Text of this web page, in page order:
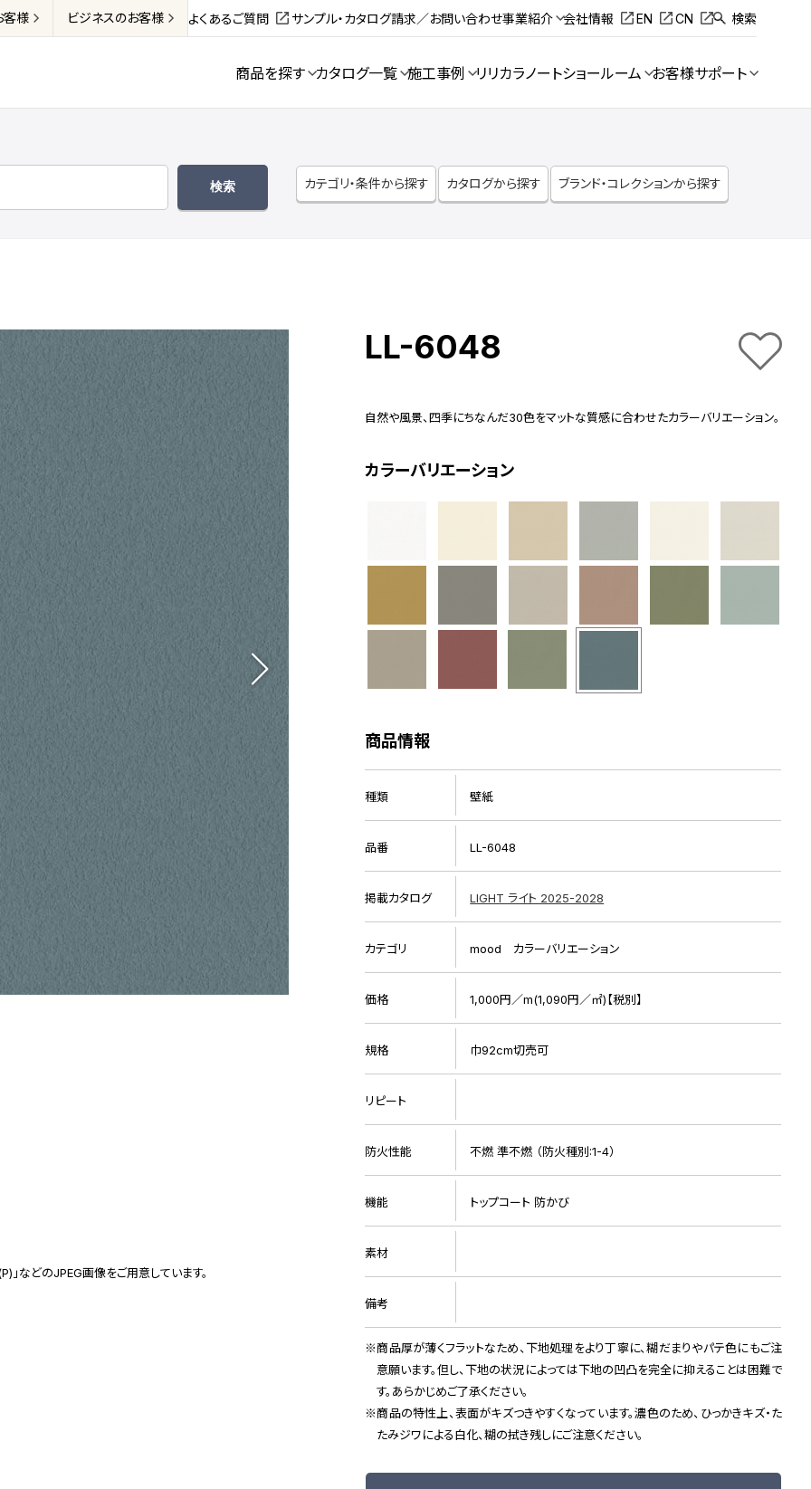
客様 ビジネスのお客様 よくあるご質問 サンプル・カタログ請求／お問い合わせ事業紹介 会社情報 EN CN 検索
商品を探す カタログ一覧 施工事例 リリカラノートショールーム お客様サポート
カテゴリ・条件から探す カタログから探す ブランド・コレクションから探す
」などのJPEG画像をご用意しています。
LL-6048
自然や風景、四季にちなんだ30色をマットな質感に合わせたカラーバリエーション。
カラーバリエーション
商品情報
種類 壁紙
品番 LL-6048
掲載カタログ LIGHT ライト 2025-2028
カテゴリ mood カラーバリエーション
価格 1,000円／m(1,090円／㎡)【税別】
規格 巾92cm切売可
リピート
防火性能 不燃 準不燃 （防火種別:1-4）
機能 トップコート 防かび
素材
備考
商品厚が薄くフラットなため、下地処理をより丁寧に、糊だまりやパテ色にもご注
意願います。但し、下地の状況によっては下地の凹凸を完全に抑えることは困難で
す。あらかじめご了承ください。
商品の特性上、表面がキズつきやすくなっています。濃色のため、ひっかきキズ・た
たみジワによる白化、糊の拭き残しにご注意ください。